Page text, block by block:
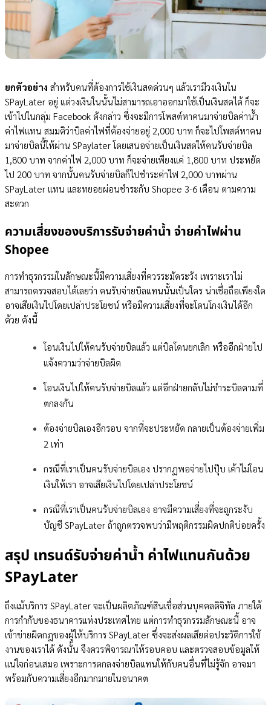
ยกตัวอย่าง สำหรับคนที่ต้องการใช้เงินสดด่วนๆ แล้วเรามีวงเงินใน
SPayLater อยู่ แต่วงเงินในนั้นไม่สามารถเอาออกมาใช้เป็นเงินสดได้ ก็จะ
เข้าไปในกลุ่ม Facebook ดังกล่าว ซึ่งจะมีการโพสต์หาคนมาจ่ายบิลค่าน้ำ
ค่าไฟแทน สมมติว่าบิลค่าไฟที่ต้องจ่ายอยู่ 2,000 บาท ก็จะไปโพสต์หาคน
มาจ่ายบิลนี้ให้ผ่าน SPaylater โดยเสนอจ่ายเป็นเงินสดให้คนรับจ่ายบิล
1,800 บาท จากค่าไฟ 2,000 บาท ก็จะจ่ายเพียงแค่ 1,800 บาท ประหยัด
ไป 200 บาท จากนั้นคนรับจ่ายบิลก็ไปชำระค่าไฟ 2,000 บาทผ่าน
SPayLater แทน และทยอยผ่อนชำระกับ Shopee 3-6 เดือน ตามความ
สะดวก
ความเสี่ยงของบริการรับจ่ายค่าน้ำ จ่ายค่าไฟผ่าน
Shopee
การทำธุรกรรมในลักษณะนี้มีความเสี่ยงที่ควรระมัดระวัง เพราะเราไม่
สามารถตรวจสอบได้เลยว่า คนรับจ่ายบิลแทนนั้นเป็นใคร น่าเชื่อถือเพียงใด
อาจเสียเงินไปโดยเปล่าประโยชน์ หรือมีความเสี่ยงที่จะโดนโกงเงินได้อีก
ด้วย ดังนี้
โอนเงินไปให้คนรับจ่ายบิลแล้ว แต่บิลโดนยกเลิก หรืออีกฝ่ายไป
แจ้งความว่าจ่ายบิลผิด
โอนเงินไปให้คนรับจ่ายบิลแล้ว แต่อีกฝ่ายกลับไม่ชำระบิลตามที่
ตกลงกัน
ต้องจ่ายบิลเองอีกรอบ จากที่จะประหยัด กลายเป็นต้องจ่ายเพิ่ม
2 เท่า
กรณีที่เราเป็นคนรับจ่ายบิลเอง ปรากฏพอจ่ายไปปุ๊บ เค้าไม่โอน
เงินให้เรา อาจเสียเงินไปโดยเปล่าประโยชน์
กรณีที่เราเป็นคนรับจ่ายบิลเอง อาจมีความเสี่ยงที่จะถูกระงับ
บัญชี SPayLater ถ้าถูกตรวจพบว่ามีพฤติกรรมผิดปกติบ่อยครั้ง
สรุป เทรนด์รับจ่ายค่าน้ำ ค่าไฟแทนกันด้วย
SPayLater
ถึงแม้บริการ SPayLater จะเป็นผลิตภัณฑ์สินเชื่อส่วนบุคคลดิจิทัล ภายใต้
การกำกับของธนาคารแห่งประเทศไทย แต่การทำธุรกรรมลักษณะนี้ อาจ
เข้าข่ายผิดกฎของผู้ให้บริการ SPayLater ซึ่งจะส่งผลเสียต่อประวัติการใช้
งานของเราได้ ดังนั้น จึงควรพิจารณาให้รอบคอบ และตรวจสอบข้อมูลให้
แน่ใจก่อนเสมอ เพราะการตกลงจ่ายบิลแทนให้กับคนอื่นที่ไม่รู้จัก อาจมา
พร้อมกับความเสี่ยงอีกมากมายในอนาคต